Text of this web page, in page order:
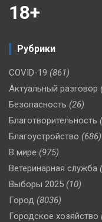
18+
Рубрики
COVID-19 (861)
Актуальный разговор
Безопасность (26)
Благотворительность
Благоустройство (686)
В мире (975)
Ветеринарная служба
Выборы 2025 (10)
Город (8036)
Городское хозяйство